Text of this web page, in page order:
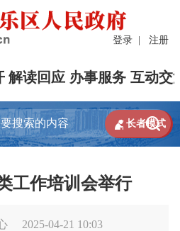
登录 | 注册
解读回应 办事服务 互动交

 长者模式
工作培训会举行
2025-04-21 10:03